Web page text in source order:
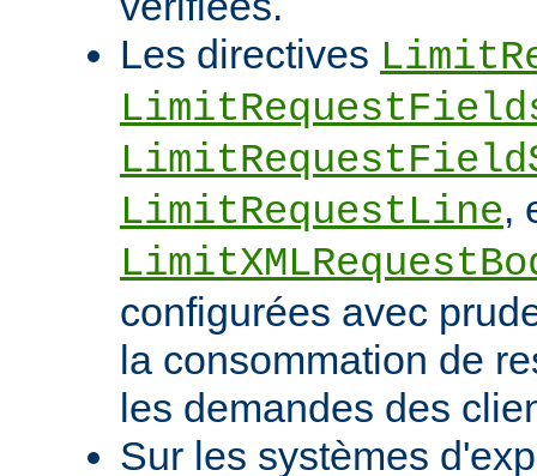
Les directives
LimitRequestLine,
configurées avec
la consommation de
les demandes des
Sur les systèmes